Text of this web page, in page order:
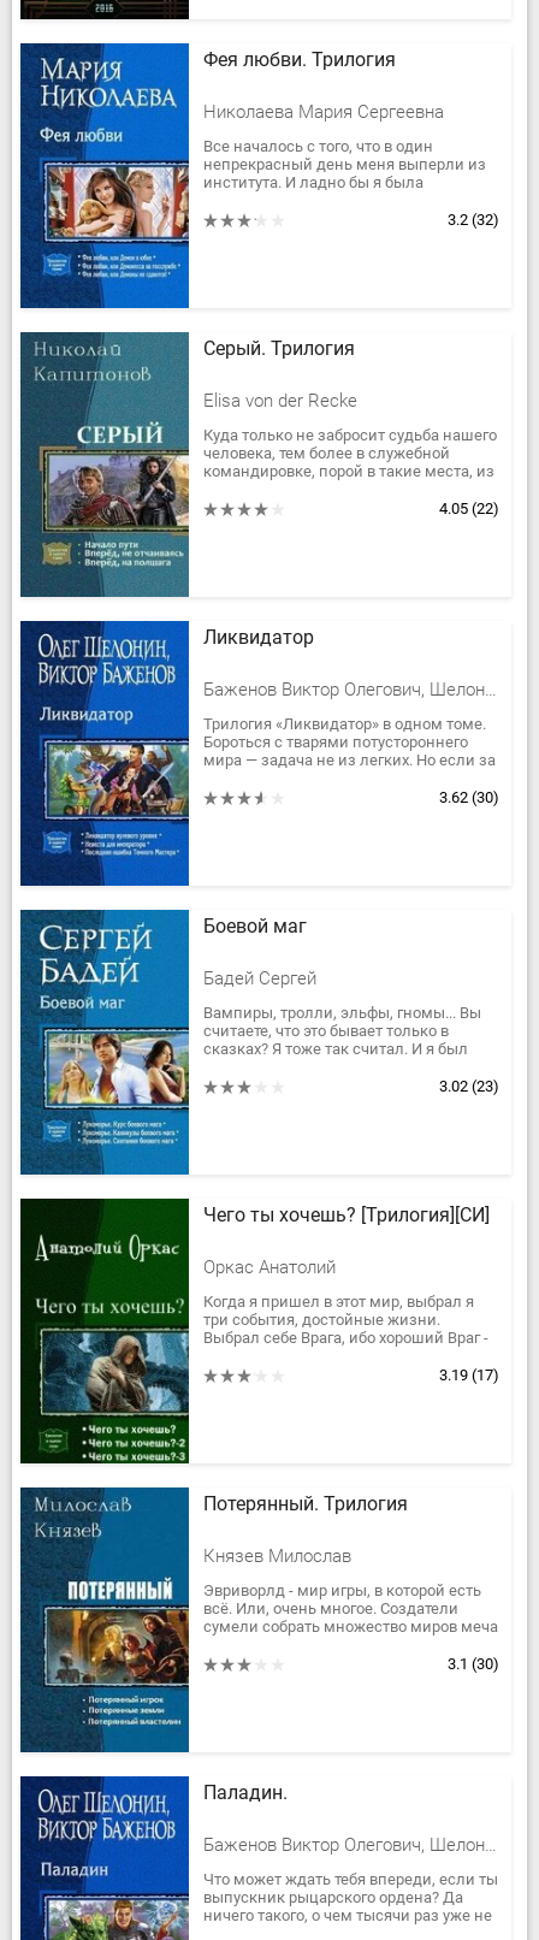
Фея любви. Трилогия
Николаева Мария Сергеевна
Все началось с того, что в один
непрекрасный день меня выперли из
института. И ладно бы я была
чистая случайность! Ну и что, что3.2 (32)
Серый. Трилогия
Elisa von der Recke
Куда только не забросит судьба нашего
человека, тем более в служебной
командировке, порой в такие места, из
вовсе невозможно....
4.05 (22)
Ликвидатор
Баженов Виктор Олегович, Шелонин Олег Александрович
Трилогия «Ликвидатор» в одном томе.
Бороться с тварями потустороннего
мира — задача не из легких. Но если за
уровня Денис Колобродов...
3.62 (30)
Боевой маг
Бадей Сергей
Вампиры, тролли, эльфы, гномы... Вы
считаете, что это бывает только в
сказках? Я тоже так считал. И я был
не приходилось раньше с...
3.02 (23)
Чего ты хочешь? [Трилогия][СИ]
Оркас Анатолий
Когда я пришел в этот мир, выбрал я
три события, достойные жизни.
Выбрал себе Врага, ибо хороший Враг -
Выбрал я себе Друга, ибо хороший...
3.19 (17)
Потерянный. Трилогия
Князев Милослав
Эвриворлд - мир игры, в которой есть
всё. Или, очень многое. Создатели
сумели собрать множество миров меча
статистике ежегодно умирает...
3.1 (30)
Паладин.
Баженов Виктор Олегович, Шелонин Олег Александрович
Что может ждать тебя впереди, если ты
выпускник рыцарского ордена? Да
ничего такого, о чем тысячи раз уже не